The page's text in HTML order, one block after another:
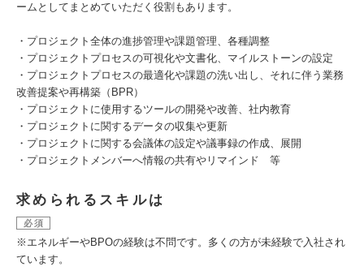
ームとしてまとめていただく役割もあります。
・プロジェクト全体の進捗管理や課題管理、各種調整
・プロジェクトプロセスの可視化や文書化、マイルストーンの設定
・プロジェクトプロセスの最適化や課題の洗い出し、それに伴う業務
改善提案や再構築（BPR）
・プロジェクトに使用するツールの開発や改善、社内教育
・プロジェクトに関するデータの収集や更新
・プロジェクトに関する会議体の設定や議事録の作成、展開
・プロジェクトメンバーへ情報の共有やリマインド 等
求められるスキルは
必須
※エネルギーやBPOの経験は不問です。多くの方が未経験で入社され
ています。